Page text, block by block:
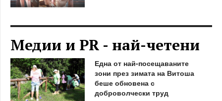
Медии и PR - най-четени
Една от най-посещаваните
зони през зимата на Витоша
беше обновена с
доброволчески труд